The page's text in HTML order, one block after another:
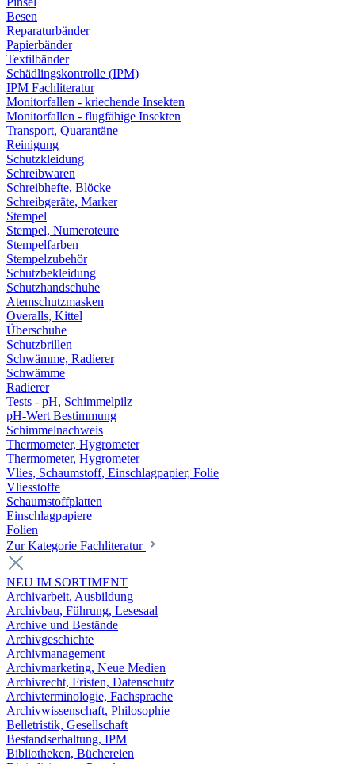
Besen
Reparaturbänder
Papierbänder
Textilbänder
Schädlingskontrolle (IPM)
IPM Fachliteratur
Monitorfallen - kriechende Insekten
Monitorfallen - flugfähige Insekten
Transport, Quarantäne
Reinigung
Schutzkleidung
Schreibwaren
Schreibhefte, Blöcke
Schreibgeräte, Marker
Stempel
Stempel, Numeroteure
Stempelfarben
Stempelzubehör
Schutzbekleidung
Schutzhandschuhe
Atemschutzmasken
Overalls, Kittel
Überschuhe
Schutzbrillen
Schwämme, Radierer
Schwämme
Radierer
Tests - pH, Schimmelpilz
pH-Wert Bestimmung
Schimmelnachweis
Thermometer, Hygrometer
Thermometer, Hygrometer
Vlies, Schaumstoff, Einschlagpapier, Folie
Vliesstoffe
Schaumstoffplatten
Einschlagpapiere
Folien
Zur Kategorie Fachliteratur
NEU IM SORTIMENT
Archivarbeit, Ausbildung
Archivbau, Führung, Lesesaal
Archive und Bestände
Archivgeschichte
Archivmanagement
Archivmarketing, Neue Medien
Archivrecht, Fristen, Datenschutz
Archivterminologie, Fachsprache
Archivwissenschaft, Philosophie
Belletristik, Gesellschaft
Bestandserhaltung, IPM
Bibliotheken, Büchereien